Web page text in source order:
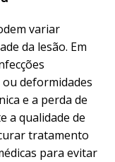
variar
da lesão. Em
deformidades
e a perda de
a qualidade de
tratamento
para evitar